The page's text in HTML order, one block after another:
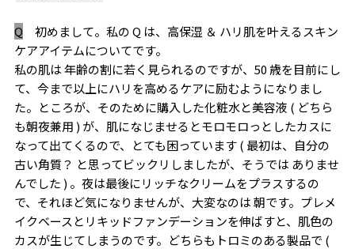
Q 初めまして。私の Q は、高保湿 ＆ ハリ肌を叶えるスキン
ケアアイテムについてです。
私の肌は 年齢の割に若く見られるのですが、50 歳を目前にし
て、今まで以上にハリを高めるケアに励むようになりまし
た。ところが、そのために購入した化粧水と美容液 ( どちら
も朝夜兼用 ) が、肌になじませるとモロモロっとしたカスに
なって出てくるので、とても困っています ( 最初は、自分の
古い角質？ と思ってビックリしましたが、そうでは ありませ
んでした ) 。夜は最後にリッチなクリームをプラスするの
で、それほど気になりませんが、大変なのは 朝です。プレメ
イクベースとリキッドファンデーションを伸ばすと、肌色の
カスが生じてしまうのです。どちらもトロミのある製品で (